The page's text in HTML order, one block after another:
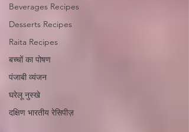
Beverages Recipes
Desserts Recipes
Raita Recipes
बच्चों का पोषण
पंजाबी व्यंजन
घरेलू नुस्खे
दक्षिण भारतीय रेसिपीज़